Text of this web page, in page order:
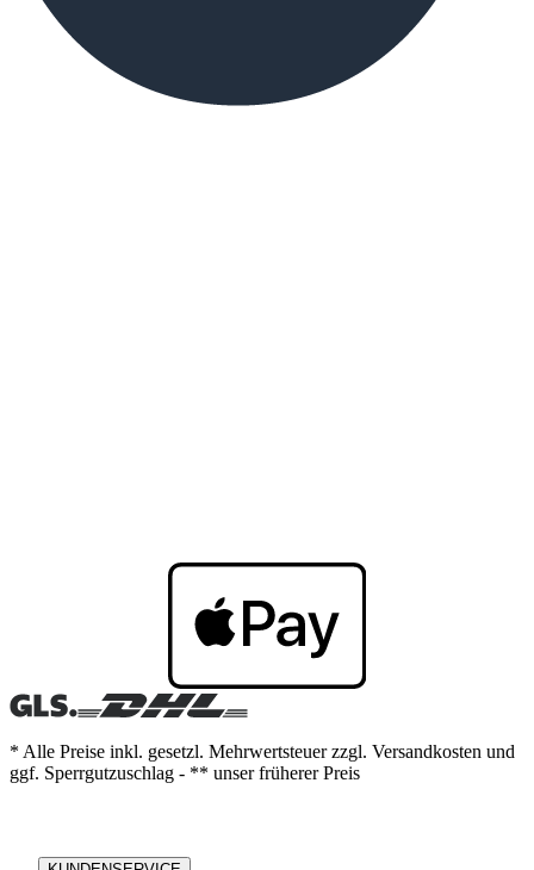
* Alle Preise inkl. gesetzl. Mehrwertsteuer zzgl. Versandkosten und
ggf. Sperrgutzuschlag - ** unser früherer Preis